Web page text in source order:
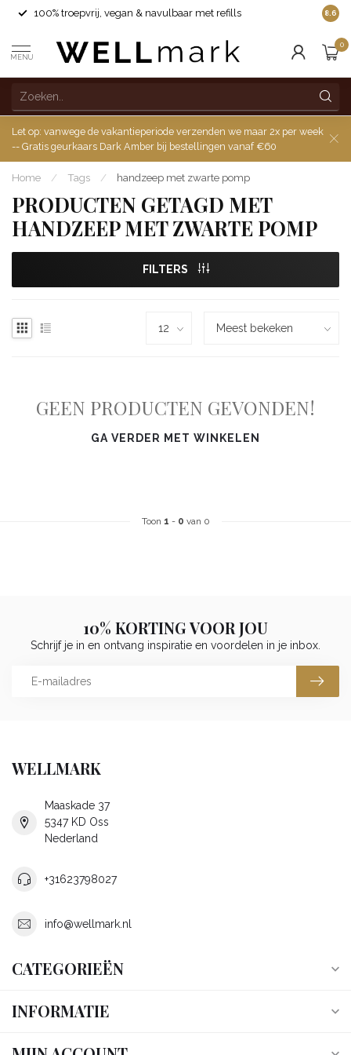
100% troepvrij, vegan & navulbaar met refills 8.6
MENU
0
Let op: vanwege de vakantieperiode verzenden we maar 2x per week
-- Gratis geurkaars Dark Amber bij bestellingen vanaf €60
Home / Tags / handzeep met zwarte pomp
PRODUCTEN GETAGD MET
HANDZEEP MET ZWARTE POMP
FILTERS
GEEN PRODUCTEN GEVONDEN!
GA VERDER MET WINKELEN
Toon 1 - 0 van 0
10% KORTING VOOR JOU
Schrijf je in en ontvang inspiratie en voordelen in je inbox.
WELLMARK
Maaskade 37
5347 KD Oss
Nederland
+31623798027
info@wellmark.nl
CATEGORIEËN
INFORMATIE